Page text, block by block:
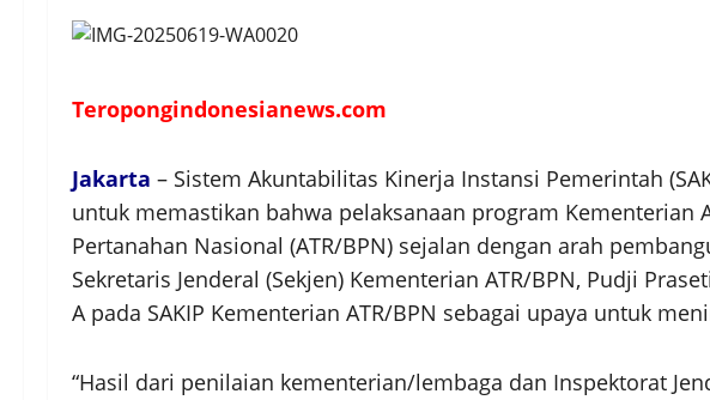
Teropongindonesianews.com
Jakarta – Sistem Akuntabilitas Kinerja Instansi Pemerintah
untuk memastikan bahwa pelaksanaan program Kementerian
Pertanahan Nasional (ATR/BPN) sejalan dengan arah
Sekretaris Jenderal (Sekjen) Kementerian ATR/BPN, Pudji
A pada SAKIP Kementerian ATR/BPN sebagai upaya untuk
“Hasil dari penilaian kementerian/lembaga dan Inspektorat